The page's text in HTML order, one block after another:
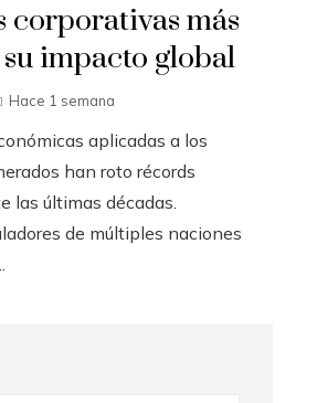
corporativas más
su impacto global
Hace 1 semana
aplicadas a los
han roto récords
las últimas décadas.
de múltiples naciones